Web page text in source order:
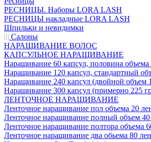
РЕСНИЦЫ. Наборы LORA LASH
РЕСНИЦЫ накладные LORA LASH
Шпильки и невидимки
Салоны
НАРАЩИВАНИЕ ВОЛОС
КАПСУЛЬНОЕ НАРАЩИВАНИЕ
Наращивание 60 капсул, половина
Наращивание 120 капсул, стандартный
Наращивание 240 капсул (двойной объем
Наращивание 300 капсул (примерно 225
ЛЕНТОЧНОЕ НАРАЩИВАНИЕ
Ленточное наращивание пол объема 20
Ленточное наращивание полный объем 40
Ленточное наращивание полтора объема
Ленточное наращивание два обьема 80